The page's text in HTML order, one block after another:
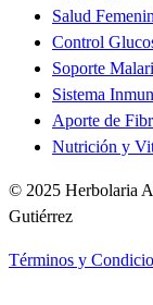
Salud
Control
Soporte
Sistema
Aporte de
Nutrición y
© 2025 Herbolaria
Gutiérrez
Términos y